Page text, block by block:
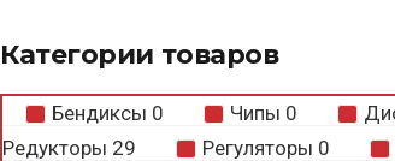
Категории товаров
Бендиксы 0 Чипы 0
Редукторы 29 Регуляторы 0